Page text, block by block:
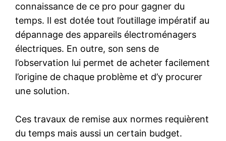
connaissance de ce pro pour gagner du
temps. Il est dotée tout l’outillage impératif au
dépannage des appareils électroménagers
électriques. En outre, son sens de
l’observation lui permet de acheter facilement
l’origine de chaque problème et d’y procurer
une solution.
Ces travaux de remise aux normes requièrent
du temps mais aussi un certain budget.